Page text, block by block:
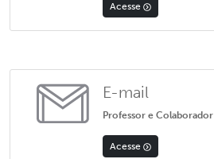
Acesse
E-mail
Professor e Colaborador
Acesse